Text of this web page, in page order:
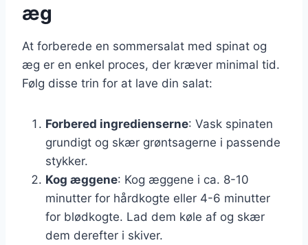
æg
At forberede en sommersalat med spinat og
æg er en enkel proces, der kræver minimal tid.
Følg disse trin for at lave din salat:
Forbered ingredienserne: Vask spinaten
grundigt og skær grøntsagerne i passende
stykker.
Kog æggene: Kog æggene i ca. 8-10
minutter for hårdkogte eller 4-6 minutter
for blødkogte. Lad dem køle af og skær
dem derefter i skiver.